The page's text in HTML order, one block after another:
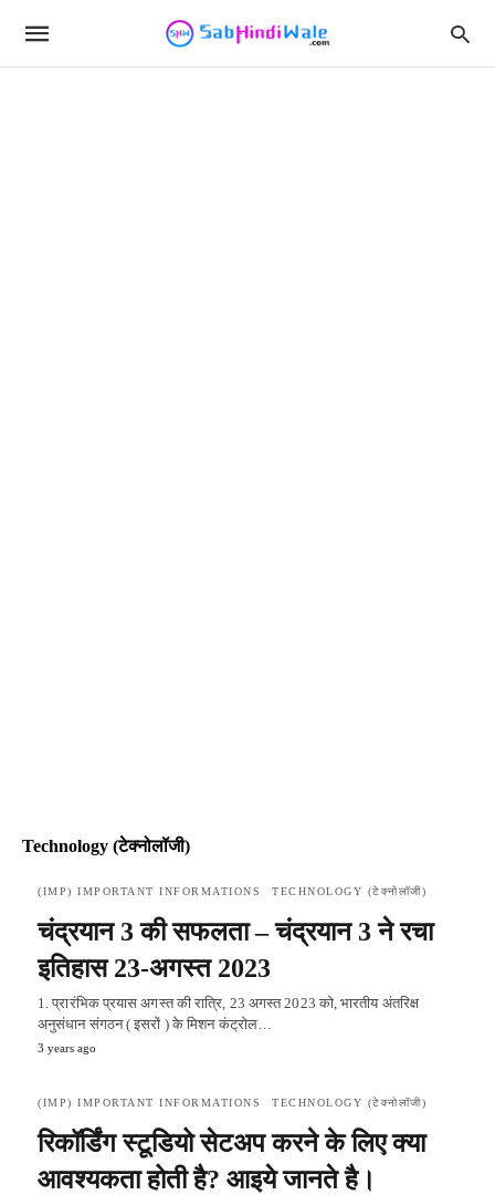
Technology (टेक्नोलॉजी)
(IMP) IMPORTANT INFORMATIONS TECHNOLOGY (टेक्नोलॉजी)
चंद्रयान 3 की सफलता – चंद्रयान 3 ने रचा
इतिहास 23-अगस्त 2023
1. प्रारंभिक प्रयास अगस्त की रात्रि, 23 अगस्त 2023 को, भारतीय अंतरिक्ष
अनुसंधान संगठन ( इसरों ) के मिशन कंट्रोल…
3 years ago
(IMP) IMPORTANT INFORMATIONS TECHNOLOGY (टेक्नोलॉजी)
रिकॉर्डिंग स्टूडियो सेटअप करने के लिए क्या
आवश्यकता होती है? आइये जानते है।